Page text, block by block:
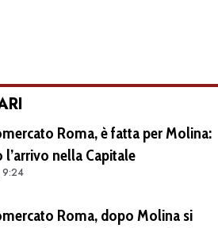
Roma, è fatta per Molina:
l’arrivo nella Capitale
9:24
Roma, dopo Molina si